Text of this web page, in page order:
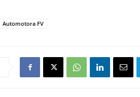
Automotora FV